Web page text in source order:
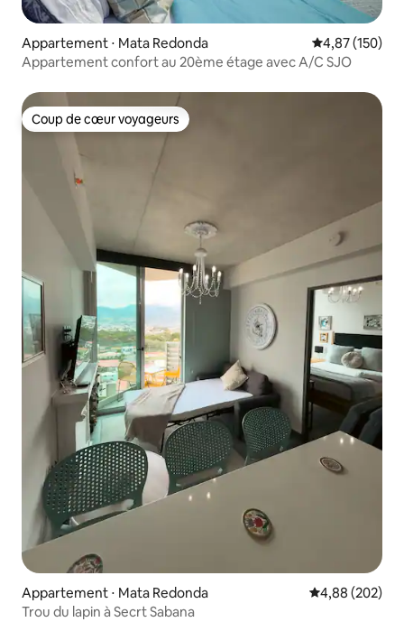
Appartement ⋅ Mata Redonda Évaluation
4,87 (150)
Appartement confort au 20ème étage avec A/C SJO
Coup de cœur voyageurs
Coup de cœur voyageurs
Appartement ⋅ Mata Redonda Évaluation
4,88 (202)
Trou du lapin à Secrt Sabana